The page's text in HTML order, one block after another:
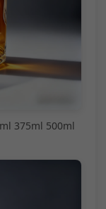
375ml 500ml